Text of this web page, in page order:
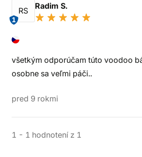
RS
1
Radim S.
všetkým odporúčam túto voodoo
osobne sa veľmi páči..
pred 9 rokmi
1 - 1 hodnotení z 1